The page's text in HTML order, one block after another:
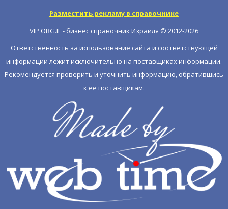
Разместить рекламу в справочнике
VIP.ORG.IL - бизнес справочник Израиля © 2012-2026
Ответственность за использование сайта и соответствующей
информации лежит исключительно на поставщиках информации.
Рекомендуется проверить и уточнить информацию, обратившись
к ее поставщикам.